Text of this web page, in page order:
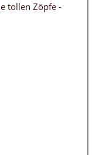
tollen Zöpfe -